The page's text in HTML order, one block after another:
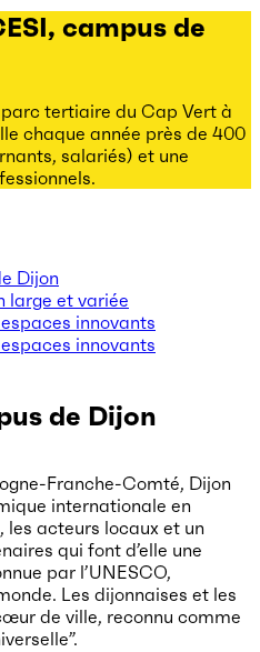
campus de
tertiaire du Cap Vert à
chaque année près de 400
salariés) et une
Dijon
large et variée
innovants
innovants
de Dijon
Franche-Comté, Dijon
internationale en
les acteurs locaux et un
qui font d’elle une
par l’UNESCO,
Les dijonnaises et les
de ville, reconnu comme